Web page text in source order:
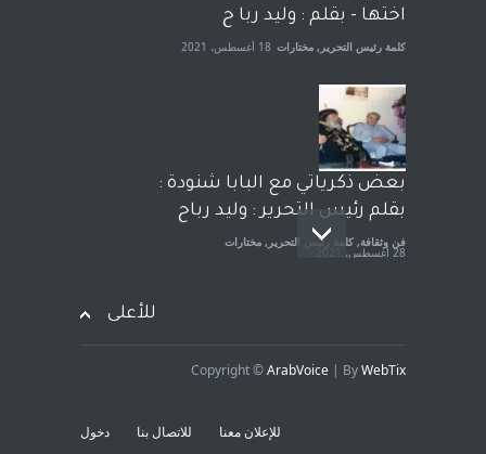
آراء حرة مختارات 7 أبريل، 2023
اختها - بقلم : وليد ربا ح
كلمة رئيس التحرير , مختارات 18 أغسطس، 2021
بعض ذكرياتي مع البابا شنودة :
بقلم رئيس التحرير : وليد رباح
فن وثقافة, كلمة رئيس التحرير , مختارات
28 أغسطس، 2021
للأعلى
Copyright ©ArabVoice | ByWebTix
للإعلان معنا للاتصال بنا دخول